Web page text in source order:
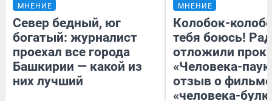
МНЕНИЕ
Север бедный, юг
богатый: журналист
проехал все города
Башкирии — какой из
них лучший
МНЕНИЕ
Колобок-
тебя боюсь!
отложили
«Человека-
отзыв о
«человека-